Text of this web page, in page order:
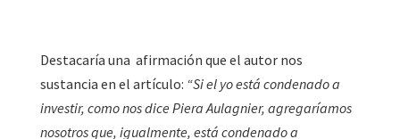
Destacaría una afirmación que el autor nos
sustancia en el artículo: “Si el yo está condenado a
investir, como nos dice Piera Aulagnier, agregaríamos
nosotros que, igualmente, está condenado a